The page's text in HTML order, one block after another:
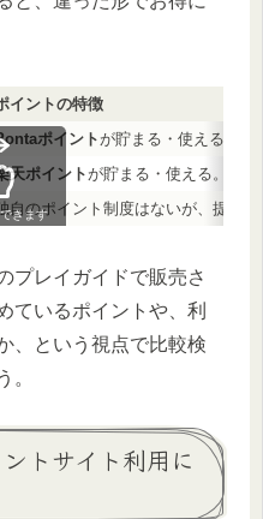
イントの特徴
ポイントが貯まる・使える。ロ
天ポイントが貯まる・使える。楽
自のポイント制度はないが、提携
きます
プレイガイドで販売さ
ているポイントや、利
、という視点で比較検
。
トサイト利用に